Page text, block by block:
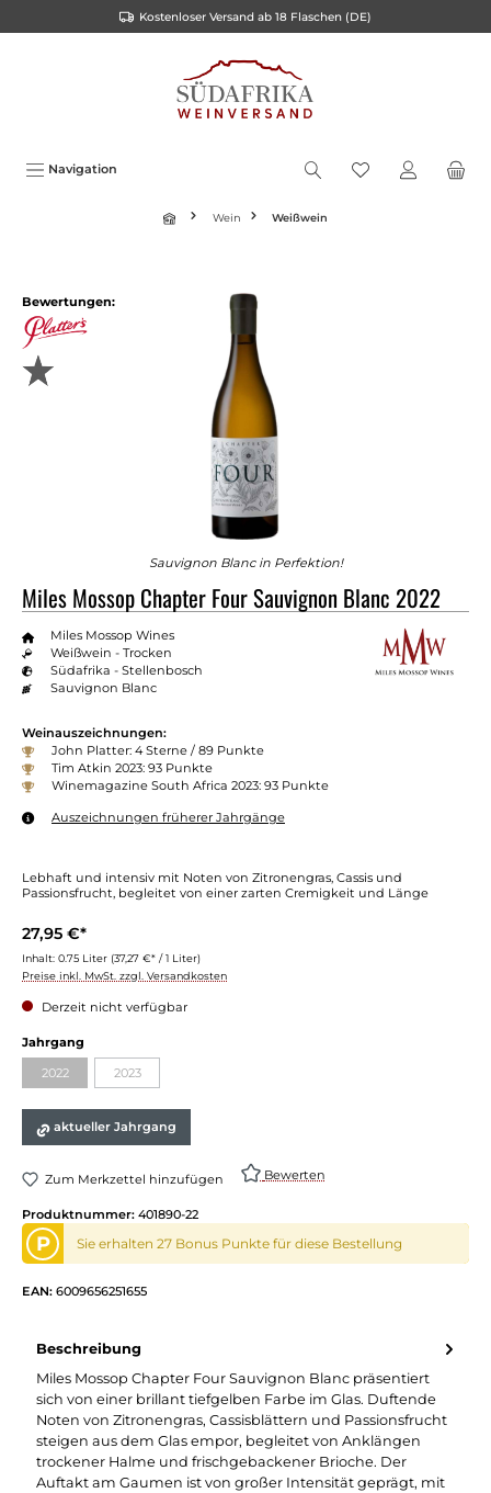
Kostenloser Versand ab 18 Flaschen (DE)
Navigation
Wein Weißwein
Bewertungen:
Sauvignon Blanc in Perfektion!
Miles Mossop Chapter Four Sauvignon Blanc 2022
Miles Mossop Wines
Weißwein - Trocken
Südafrika - Stellenbosch
Sauvignon Blanc
Weinauszeichnungen:
John Platter: 4 Sterne / 89 Punkte
Tim Atkin 2023: 93 Punkte
Winemagazine South Africa 2023: 93 Punkte
Auszeichnungen früherer Jahrgänge
Lebhaft und intensiv mit Noten von Zitronengras, Cassis und
Passionsfrucht, begleitet von einer zarten Cremigkeit und Länge
27,95 €*
Inhalt: 0.75 Liter (37,27 €* / 1 Liter)
Preise inkl. MwSt. zzgl. Versandkosten
Derzeit nicht verfügbar
Jahrgang
2022 2023
aktueller Jahrgang
Zum Merkzettel hinzufügen Bewerten
Produktnummer: 401890-22
P Sie erhalten 27 Bonus Punkte für diese Bestellung
EAN: 6009656251655
Beschreibung
Miles Mossop Chapter Four Sauvignon Blanc präsentiert
sich von einer brillant tiefgelben Farbe im Glas. Duftende
Noten von Zitronengras, Cassisblättern und Passionsfrucht
steigen aus dem Glas empor, begleitet von Anklängen
trockener Halme und frischgebackener Brioche. Der
Auftakt am Gaumen ist von großer Intensität geprägt, mit